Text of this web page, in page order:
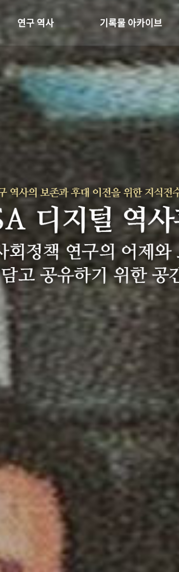
연구 역사
정책과 연구
키워드로 보는 연구 역사
연구자들
간행물 변천사
기록물 아카이브
사진 아카이브
문서 기록물
행정박물
영상 기록물